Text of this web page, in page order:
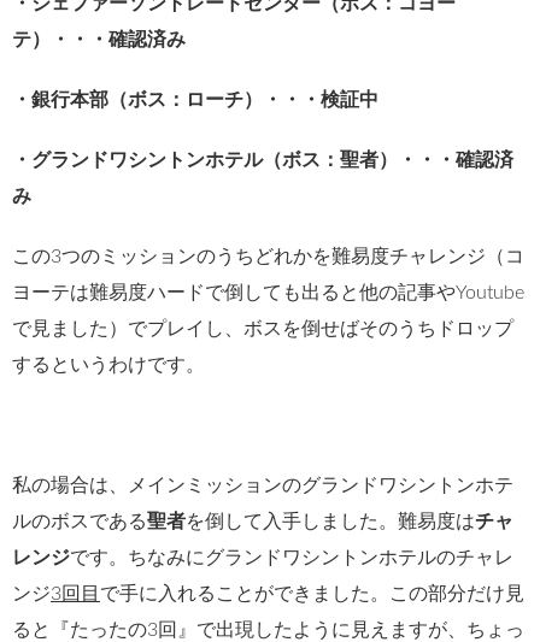
・ジェファーソントレードセンター（ボス：コヨー
テ）・・・確認済み
・銀行本部（ボス：ローチ）・・・検証中
・グランドワシントンホテル（ボス：聖者）・・・確認済
み
この3つのミッションのうちどれかを難易度チャレンジ（コ
ヨーテは難易度ハードで倒しても出ると他の記事やYoutube
で見ました）でプレイし、ボスを倒せばそのうちドロップ
するというわけです。
私の場合は、メインミッションのグランドワシントンホテ
ルのボスである聖者を倒して入手しました。難易度はチャ
レンジです。ちなみにグランドワシントンホテルのチャレ
ンジ3回目 で手に入れることができました。この部分だけ見
ると『たったの3回』で出現したように見えますが、ちょっ